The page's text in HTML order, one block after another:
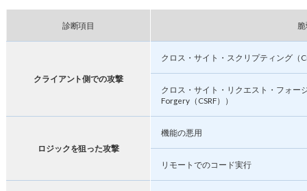
診断項目
クライアント側での攻撃
クロス・サイト・スクリプティング（
クロス・サイト・リクエスト・フォー
Forgery（CSRF））
ロジックを狙った攻撃
機能の悪用
リモートでのコード実行